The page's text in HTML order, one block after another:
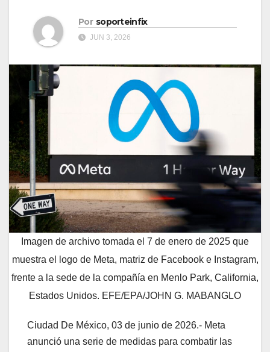
Por soporteinfix
JUN 3, 2026
Imagen de archivo tomada el 7 de enero de 2025 que
muestra el logo de Meta, matriz de Facebook e Instagram,
frente a la sede de la compañía en Menlo Park, California,
Estados Unidos. EFE/EPA/JOHN G. MABANGLO
Ciudad De México, 03 de junio de 2026.- Meta
anunció una serie de medidas para combatir las